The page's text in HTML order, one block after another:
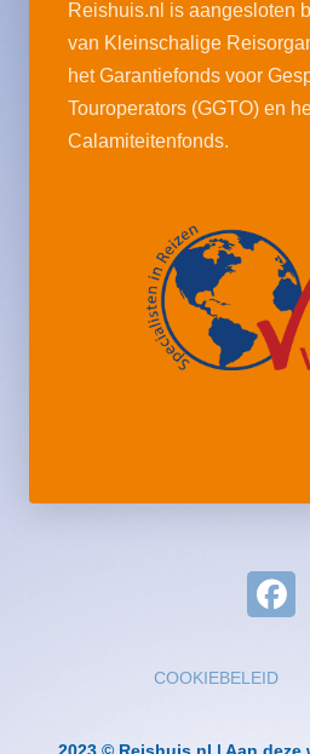
Reishuis.nl is aangesloten
van Kleinschalige
het Garantiefonds voor
Touroperators (GGTO) en
Calamiteitenfonds.
COOKIEBELEID